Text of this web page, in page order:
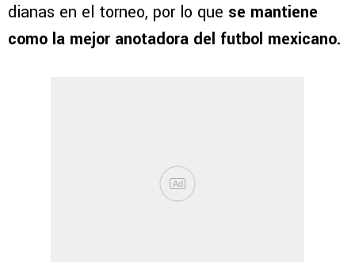
dianas en el torneo, por lo que se mantiene
como la mejor anotadora del futbol mexicano.